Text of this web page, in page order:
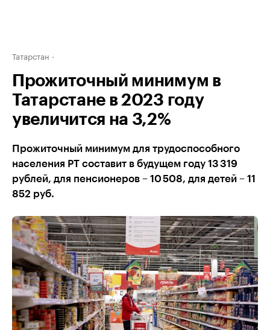
Татарстан
Прожиточный минимум в
Татарстане в 2023 году
увеличится на 3,2%
Прожиточный минимум для трудоспособного
населения РТ составит в будущем году 13 319
рублей, для пенсионеров – 10 508, для детей – 11
852 руб.